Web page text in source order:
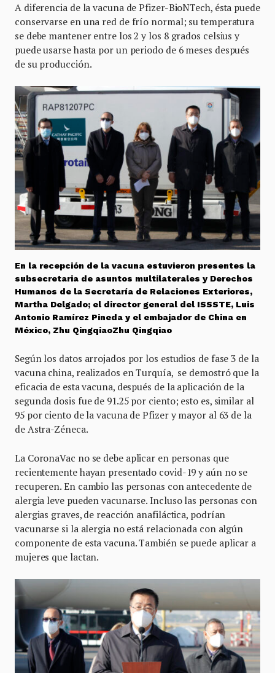
A diferencia de la vacuna de Pfizer-BioNTech, ésta puede
conservarse en una red de frío normal; su temperatura
se debe mantener entre los 2 y los 8 grados celsius y
puede usarse hasta por un periodo de 6 meses después
de su producción.
En la recepción de la vacuna estuvieron presentes la
subsecretaria de asuntos multilaterales y Derechos
Humanos de la Secretaría de Relaciones Exteriores,
Martha Delgado; el director general del ISSSTE, Luis
Antonio Ramírez Pineda y el embajador de China en
México, Zhu QingqiaoZhu Qingqiao
Según los datos arrojados por los estudios de fase 3 de la
vacuna china, realizados en Turquía, se demostró que la
eficacia de esta vacuna, después de la aplicación de la
segunda dosis fue de 91.25 por ciento; esto es, similar al
95 por ciento de la vacuna de Pfizer y mayor al 63 de la
de Astra-Zéneca.
La CoronaVac no se debe aplicar en personas que
recientemente hayan presentado covid-19 y aún no se
recuperen. En cambio las personas con antecedente de
alergia leve pueden vacunarse. Incluso las personas con
alergias graves, de reacción anafiláctica, podrían
vacunarse si la alergia no está relacionada con algún
componente de esta vacuna. También se puede aplicar a
mujeres que lactan.